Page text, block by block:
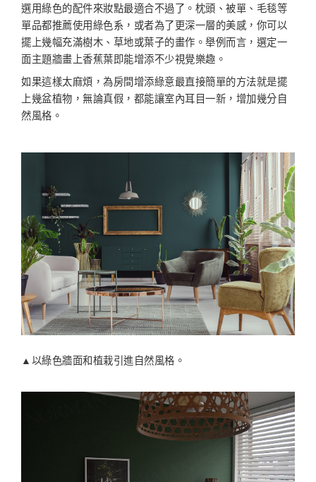
選用綠色的配件來妝點最適合不過了。枕頭、被單、毛毯等
單品都推薦使用綠色系，或者為了更深一層的美感，你可以
擺上幾幅充滿樹木、草地或葉子的畫作。舉例而言，選定一
面主題牆畫上香蕉葉即能增添不少視覺樂趣。
如果這樣太麻煩，為房間增添綠意最直接簡單的方法就是擺
上幾盆植物，無論真假，都能讓室內耳目一新，增加幾分自
然風格。
▲以綠色牆面和植栽引進自然風格。